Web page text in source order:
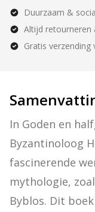
Duurzaam &
Altijd retourneren
Gratis verzending
In Goden en
Byzantinoloog
fascinerende
mythologie,
Byblos. Dit